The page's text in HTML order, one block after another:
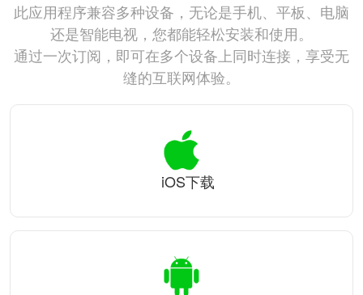
此应用程序兼容多种设备，无论是手机、平板、电脑
还是智能电视，您都能轻松安装和使用。
通过一次订阅，即可在多个设备上同时连接，享受无
缝的互联网体验。
iOS下载